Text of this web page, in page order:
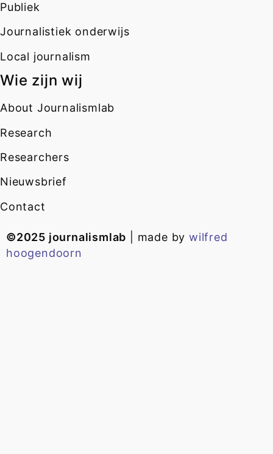
Publiek
Journalistiek onderwijs
Local journalism
Wie zijn wij
About Journalismlab
Research
Researchers
Nieuwsbrief
Contact
©2025 journalismlab | made bywilfred
hoogendoorn